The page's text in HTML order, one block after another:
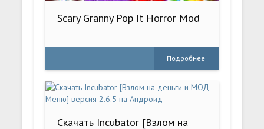
Scary Granny Pop It Horror Mod
Подробнее
Скачать Incubator [Взлом на